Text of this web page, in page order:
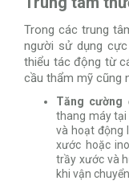
Trong các trung
người sử dụng
thiểu tác động từ
cầu thẩm mỹ cũng
Tăng cường
thang máy
và hoạt động
xước hoặc
trầy xước và
khi vận